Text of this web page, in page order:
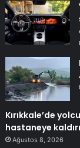
Kırıkkale’de
hastaneye
Ağustos 8, 2026